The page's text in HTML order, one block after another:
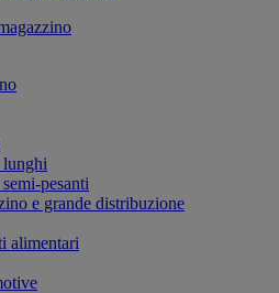
lunghi
pesanti
e grande distribuzione
alimentari